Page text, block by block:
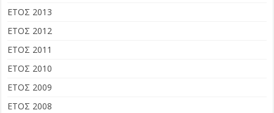
ΕΤΟΣ 2013
ΕΤΟΣ 2012
ΕΤΟΣ 2011
ΕΤΟΣ 2010
ΕΤΟΣ 2009
ΕΤΟΣ 2008